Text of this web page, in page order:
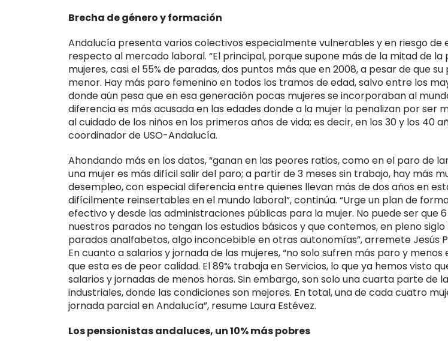
Brecha de género y formación
Andalucía presenta varios colectivos especialmente vulnerables y en riesgo de
respecto al mercado laboral. “El principal, porque supone más de la mitad de la
mujeres, casi el 55% de paradas, dos puntos más que en 2008, a pesar de que
menor. Hay más paro femenino en todos los tramos de edad, salvo entre los
donde aún pesa que en esa generación pocas mujeres se incorporaban al
diferencia es más acusada en las edades donde a la mujer la penalizan por ser
al cuidado de los niños en los primeros años de vida; es decir, en los 30 y los 40
coordinador de USO-Andalucía.
Ahondando más en los datos, “ganan en las peores ratios, como en el paro de
una mujer es más difícil salir del paro; a partir de 3 meses sin trabajo, hay más
desempleo, con especial diferencia entre quienes llevan más de dos años en
difícilmente reinsertables en el mundo laboral”, continúa. “Urge un plan de
efectivo y desde las administraciones públicas para la mujer. No puede ser que
nuestros parados no tengan los estudios básicos y que contemos, en pleno siglo
parados analfabetos, algo inconcebible en otras autonomías”, arremete Jesús
En cuanto a salarios y jornada de las mujeres, “no solo sufren más paro y menos
que esta es de peor calidad. El 89% trabaja en Servicios, lo que ya hemos visto
salarios y jornadas de menos horas. Sin embargo, son solo una cuarta parte de
industriales, donde las condiciones son mejores. En total, una de cada cuatro
jornada parcial en Andalucía”, resume Laura Estévez.
Los pensionistas andaluces, un 10% más pobres